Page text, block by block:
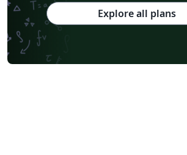
Explore all plans